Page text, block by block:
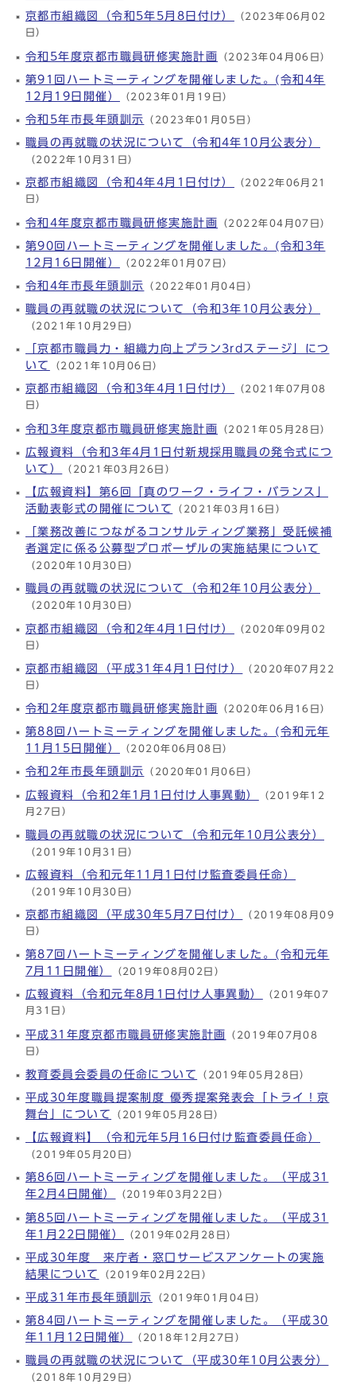
京都市組織図（令和5年5月8日付け） （2023年06月02
日）
令和5年度京都市職員研修実施計画 （2023年04月06日）
第91回ハートミーティングを開催しました。(令和4年
12月19日開催）
（2023年01月19日）
令和5年市長年頭訓示 （2023年01月05日）
職員の再就職の状況について（令和4年10月公表分）
（2022年10月31日）
京都市組織図（令和4年4月1日付け） （2022年06月21
日）
令和4年度京都市職員研修実施計画 （2022年04月07日）
第90回ハートミーティングを開催しました。(令和3年
12月16日開催）
（2022年01月07日）
令和4年市長年頭訓示 （2022年01月04日）
職員の再就職の状況について（令和3年10月公表分）
（2021年10月29日）
「京都市職員力・組織力向上プラン3rdステージ」につ
いて
（2021年10月06日）
京都市組織図（令和3年4月1日付け） （2021年07月08
日）
令和3年度京都市職員研修実施計画 （2021年05月28日）
広報資料（令和3年4月1日付新規採用職員の発令式につ
いて）
（2021年03月26日）
【広報資料】第6回「真のワーク・ライフ・バランス」
活動表彰式の開催について
（2021年03月16日）
「業務改善につながるコンサルティング業務」受託候補
者選定に係る公募型プロポーザルの実施結果について
（2020年10月30日）
職員の再就職の状況について（令和2年10月公表分）
（2020年10月30日）
京都市組織図（令和2年4月1日付け） （2020年09月02
日）
京都市組織図（平成31年4月1日付け）
（2020年07月22
日）
令和2年度京都市職員研修実施計画 （2020年06月16日）
第88回ハートミーティングを開催しました。(令和元年
11月15日開催）
（2020年06月08日）
令和2年市長年頭訓示 （2020年01月06日）
広報資料（令和2年1月1日付け人事異動） （2019年12
月27日）
職員の再就職の状況について（令和元年10月公表分）
（2019年10月31日）
広報資料（令和元年11月1日付け監査委員任命）
（2019年10月30日）
京都市組織図（平成30年5月7日付け） （2019年08月09
日）
第87回ハートミーティングを開催しました。(令和元年
7月11日開催）
（2019年08月02日）
広報資料（令和元年8月1日付け人事異動） （2019年07
月31日）
平成31年度京都市職員研修実施計画
（2019年07月08
日）
教育委員会委員の任命について
（2019年05月28日）
平成30年度職員提案制度 優秀提案発表会「トライ！京
舞台」について
（2019年05月28日）
【広報資料】（令和元年5月16日付け監査委員任命）
（2019年05月20日）
第86回ハートミーティングを開催しました。（平成31
年2月4日開催）
（2019年03月22日）
第85回ハートミーティングを開催しました。（平成31
年1月22日開催）
（2019年02月28日）
平成30年度 来庁者・窓口サービスアンケートの実施
結果について
（2019年02月22日）
平成31年市長年頭訓示 （2019年01月04日）
第84回ハートミーティングを開催しました。（平成30
年11月12日開催）
（2018年12月27日）
職員の再就職の状況について（平成30年10月公表分）
（2018年10月29日）